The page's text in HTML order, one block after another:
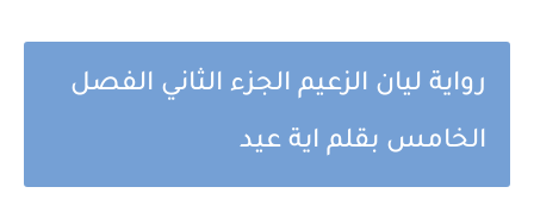
رواية ليان الزعيم الجزء الثاني الفصل
الخامس بقلم اية عيد